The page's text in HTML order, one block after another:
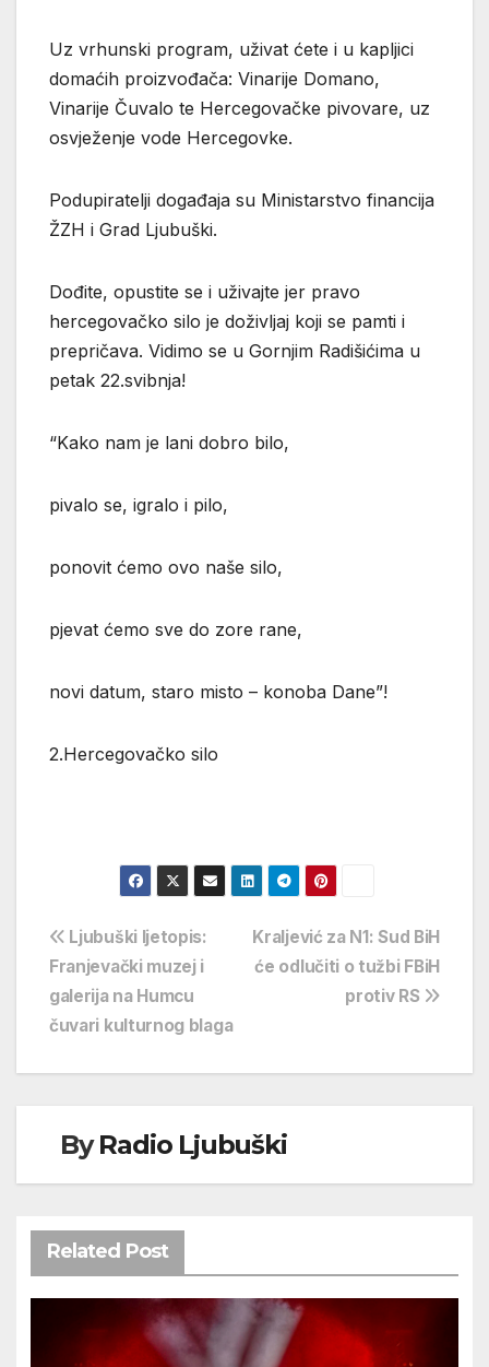
Uz vrhunski program, uživat ćete i u kapljici
domaćih proizvođača: Vinarije Domano,
Vinarije Čuvalo te Hercegovačke pivovare, uz
osvježenje vode Hercegovke.
Podupiratelji događaja su Ministarstvo financija
ŽZH i Grad Ljubuški.
Dođite, opustite se i uživajte jer pravo
hercegovačko silo je doživljaj koji se pamti i
prepričava. Vidimo se u Gornjim Radišićima u
petak 22.svibnja!
“Kako nam je lani dobro bilo,
pivalo se, igralo i pilo,
ponovit ćemo ovo naše silo,
pjevat ćemo sve do zore rane,
novi datum, staro misto – konoba Dane”!
2.Hercegovačko silo
Navigacija
objava
Kraljević za N1: Sud BiH
će odlučiti o tužbi FBiH
protiv RS
Ljubuški ljetopis:
Franjevački muzej i
galerija na Humcu
čuvari kulturnog blaga
ByRadio Ljubuški
Related Post